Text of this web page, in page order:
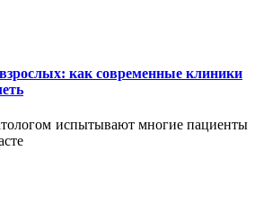
как современные клиники
испытывают многие пациенты